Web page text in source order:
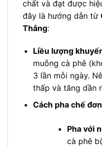
chất và đạt được
đây là hướng dẫn từ
Thắng:
Liều lượng
muỗng cà phê
3 lần mỗi ngày.
thấp và tăng dần
Cách pha chế
Pha với
cà phê